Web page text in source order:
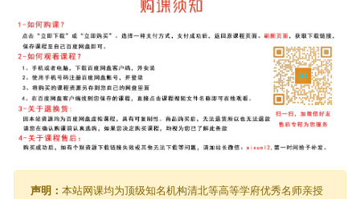
声明： 本站网课均为顶级知名机构清北等高等学府优秀名师亲授